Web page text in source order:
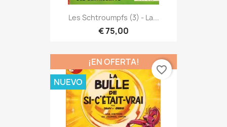
Les Schtroumpfs (3) - La...
€ 75,00
¡EN OFERTA!
NUEVO
favorite_border